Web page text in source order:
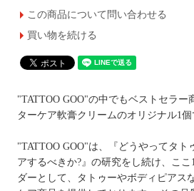
この商品について問い合わせる
買い物を続ける
"TATTOO GOO"の中でもベストセラー
ターケア軟膏クリームのオリジナル1個
"TATTOO GOO"は、『どうやってタト
アするべきか?』の研究をし続け、こ
ダーとして、タトゥーやボディピアス